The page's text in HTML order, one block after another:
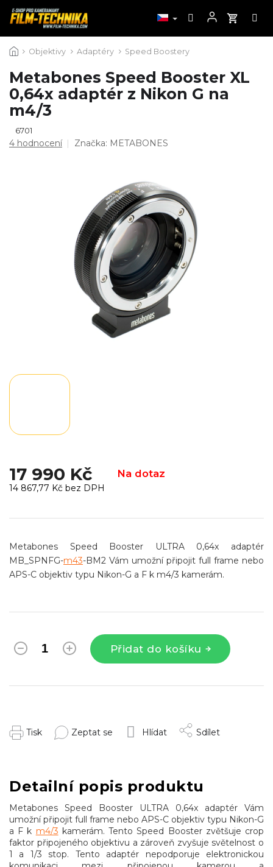
na
Objektivy Adaptéry Speed Boostery
Metabones Speed Booster XL
0,64x adaptér z Nikon G na
m4/3
6701
Průměrné
4 hodnocení Značka: METABONES
17 990 Kč Na dotaz
14 867,77 Kč bez DPH
cena:
Přidat do košíku
Metabones Speed Booster ULTRA 0,64x adaptér
MB_SPNFG-m43-BM2 Vám umožní připojit full frame nebo
APS-C objektiv typu Nikon-G a F k m4/3 kamerám.
Tisk Zeptat se Hlídat Sdílet
Detailní popis produktu
Metabones Speed Booster ULTRA 0,64x adaptér Vám
umožní připojit full frame nebo APS-C objektiv typu Nikon-G
a F k m4/3 kamerám. Tento Speed Booster zvětšuje crop
faktor připojeného objektivu a zároveň zvyšuje světelnost o
1 a 1/3 stop. Tento adaptér nepodporuje elektronickou